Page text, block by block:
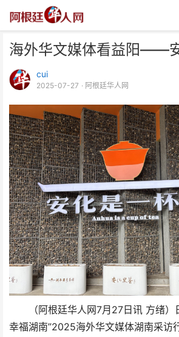
海外华文媒体看益阳——
cui
2025-07-27 · 阿根廷华人网
（阿根廷华人网7月27日讯 方绪）
幸福湖南”2025海外华文媒体湖南采访
海外华文媒体看益阳——安化
飘香